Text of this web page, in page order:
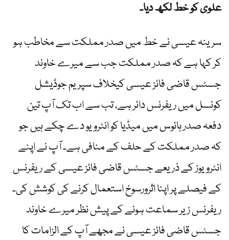
علوی کو خط لکھ دیا۔
سرینہ عیسی نے خط میں صدر مملکت سے مخاطب ہو
کر کہا ہے کہ صدر مملکت جب سے میرے خاوند
جسٹس قاضی فائز عیسی کیخلاف سپریم جوڈیشل
کونسل میں ریفرنس دائر ہے، تب سے اب تک آپ تین
دفعہ صدر ہائوس میں میڈیا کو انٹرویو دے چکے ہیں جو
کہ صدر مملکت کے حلف کے منافی ہے۔ آپ نے اپنے
انٹرویوز کے ذریعے جسٹس قاضی فائز عیسی کے ریفرنس
کے فیصلے پر اپنا اثرورسوخ استعمال کرنے کی کوشش کی۔
ریفرنس زیر سماعت ہونے کے پیش نظر میرے خاوند
جسٹس قاضی فائز عیسی نے مجھے آپ کے الزامات کا